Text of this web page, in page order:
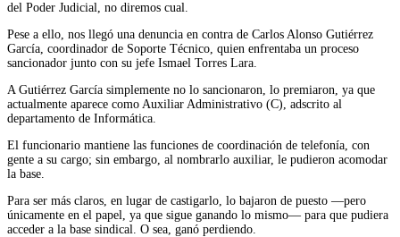
del Poder Judicial, no diremos cual.
Pese a ello, nos llegó una denuncia en contra de Carlos Alonso Gutiérrez
García, coordinador de Soporte Técnico, quien enfrentaba un proceso
sancionador junto con su jefe Ismael Torres Lara.
A Gutiérrez García simplemente no lo sancionaron, lo premiaron, ya que
actualmente aparece como Auxiliar Administrativo (C), adscrito al
departamento de Informática.
El funcionario mantiene las funciones de coordinación de telefonía, con
gente a su cargo; sin embargo, al nombrarlo auxiliar, le pudieron acomodar
la base.
Para ser más claros, en lugar de castigarlo, lo bajaron de puesto —pero
únicamente en el papel, ya que sigue ganando lo mismo— para que pudiera
acceder a la base sindical. O sea, ganó perdiendo.